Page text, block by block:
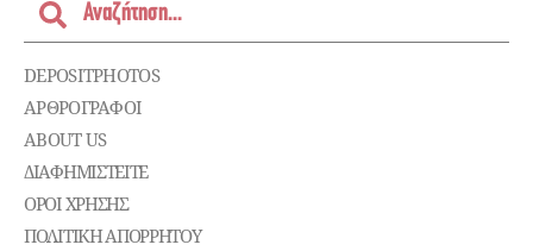
DEPOSITPHOTOS
ΑΡΘΡΟΓΡΑΦΟΙ
ABOUT US
ΔΙΑΦΗΜΙΣΤΕΊΤΕ
ΌΡΟΙ ΧΡΉΣΗΣ
ΠΟΛΙΤΙΚΉ ΑΠΟΡΡΉΤΟΥ